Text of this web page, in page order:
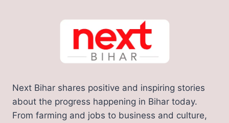
Next Bihar shares positive and inspiring stories
about the progress happening in Bihar today.
From farming and jobs to business and culture,